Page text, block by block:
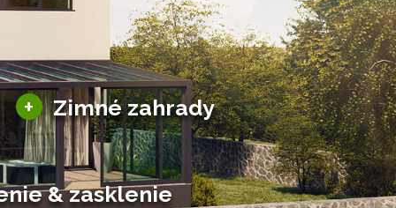
+ Zimné zahrady
Sezónne zimné záhrady
Hliníkové zimné záhrady
Posuvné zimné záhrady
Solárne zimné záhrady
& zasklenie